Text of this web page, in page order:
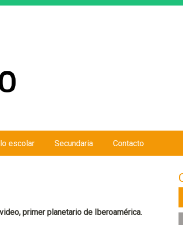
primer planetario de Iberoamérica.
escolar Secundaria Contacto